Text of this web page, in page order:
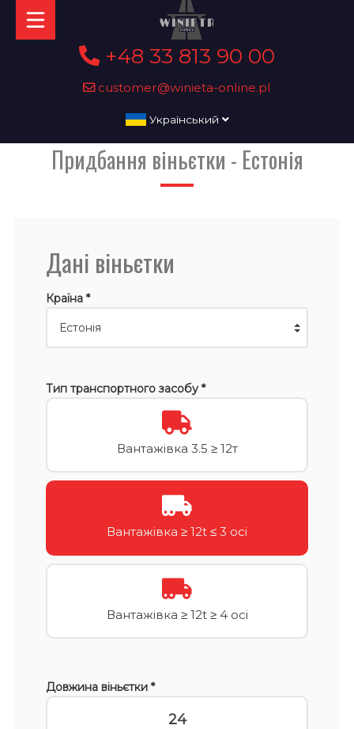
+48 33 813 90 00
customer@winieta-online.pl
Український
Придбання віньєтки - Естонія
Дані віньєтки
Країна *
Тип транспортного засобу *
Вантажівка 3.5 ≥ 12т
Вантажівка ≥ 12t ≤ 3 осі
Вантажівка ≥ 12t ≥ 4 осі
Довжина віньєтки *
24